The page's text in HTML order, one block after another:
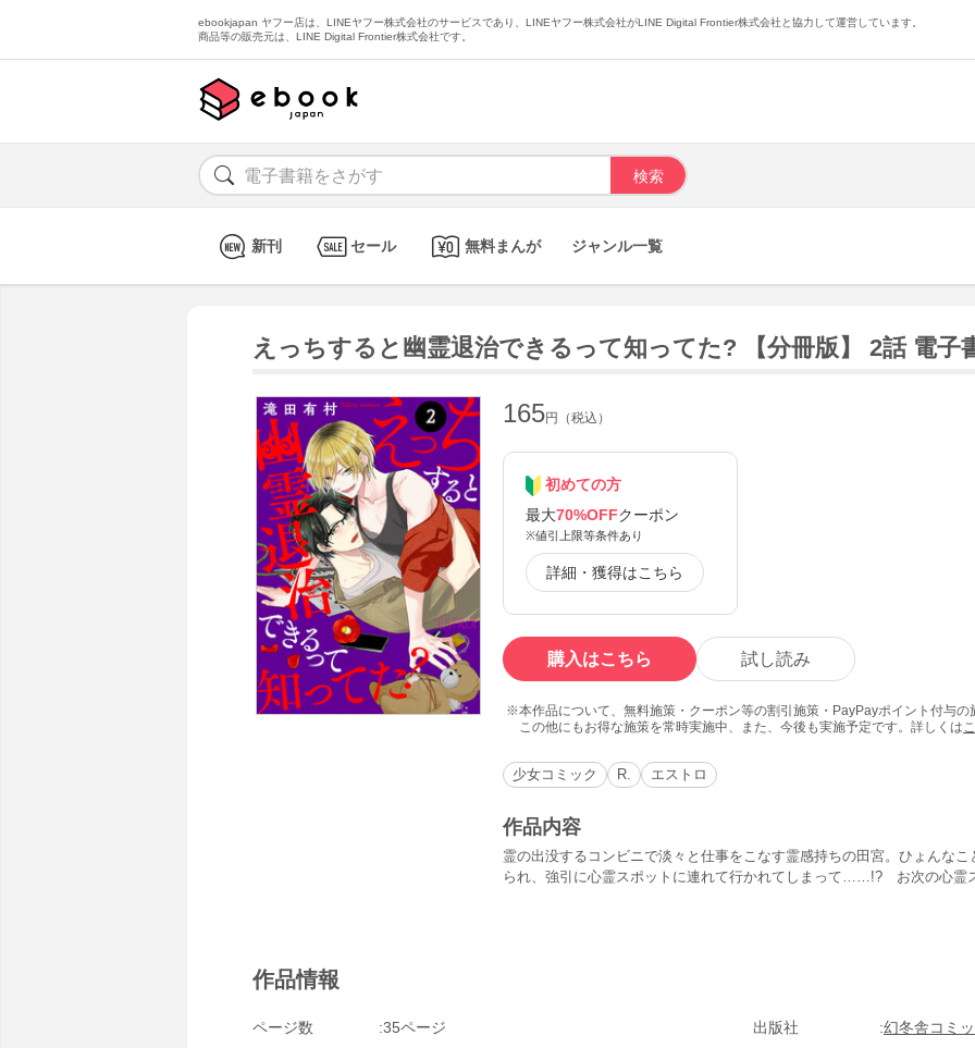
ebookjapan ヤフー店は、LINEヤフー株式会社のサービスであり、LINEヤフー株式会社がLINE Digital Frontier株式会社と協力して運営しています。
商品等の販売元は、LINE Digital Frontier株式会社です。
新刊 セール 無料まんが ジャンル一覧
えっちすると幽霊退治できるって知ってた? 【分冊版】 2話 電子
165円（税込）
初めての方
最大70%OFFクーポン
※値引上限等条件あり
詳細・獲得はこちら
購入はこちら 試し読み
本作品について、無料施策・クーポン等の割引施策・PayPayポイント付与の
この他にもお得な施策を常時実施中、また、今後も実施予定です。詳しくは
少女コミック R. エストロ
作品内容
霊の出没するコンビニで淡々と仕事をこなす霊感持ちの田宮。ひょんな
られ、強引に心霊スポットに連れて行かれてしまって……!? お次の心霊
作品情報
ページ数 35ページ 出版社 幻冬舎コミ